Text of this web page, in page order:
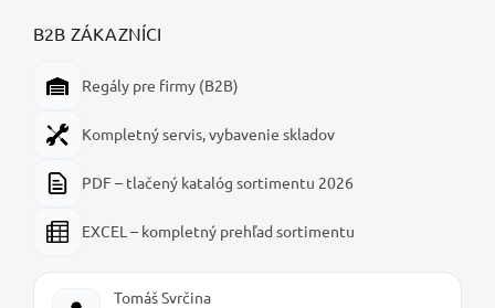
B2B ZÁKAZNÍCI
Regály pre firmy (B2B)
Kompletný servis, vybavenie skladov
PDF – tlačený katalóg sortimentu 2026
EXCEL – kompletný prehľad sortimentu
Tomáš Svrčina